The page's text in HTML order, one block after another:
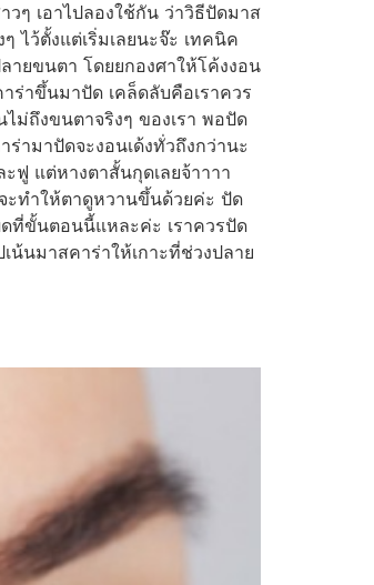
ๆ เอาไปลองใช้กัน ว่าวิธีปัดมาส
ว้ตั้งแต่เริ่มเลยนะจ๊ะ เทคนิค
ายขนตา โดยยกองศาให้โค้งงอน
ร่าขึ้นมาปัด เคล็ดลับคือเราควร
ม่ถึงขนตาจริงๆ ของเรา พอปัด
ามาปัดจะงอนเด้งทั่วถึงกว่านะ
ฟู แต่หางตาสั้นกุดเลยจ้าาาา
ะทำให้ตาดูหวานขึ้นด้วยค่ะ ปัด
ที่ขั้นตอนนี้แหละค่ะ เราควรปัด
น้นมาสคาร่าให้เกาะที่ช่วงปลาย